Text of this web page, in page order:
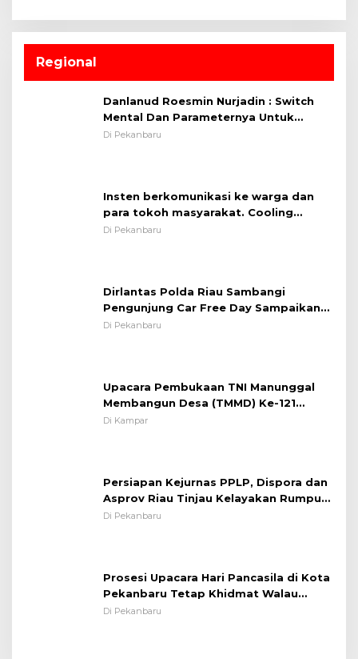
Regional
Danlanud Roesmin Nurjadin : Switch
Mental Dan Parameternya Untuk
Melaksanakan ✈
Di Pekanbaru
Insten berkomunikasi ke warga dan
para tokoh masyarakat. Cooling
System OMP LK ²024 Polsek Rumbai,
Di Pekanbaru
Dirlantas Polda Riau Sambangi
Pengunjung Car Free Day Sampaikan
Pesan Edukasi Kamtibmas &
Di Pekanbaru
Upacara Pembukaan TNI Manunggal
Membangun Desa (TMMD) Ke-121
Kodim 0313/KPR Tahun 2024) ?
Di Kampar
Persiapan Kejurnas PPLP, Dispora dan
Asprov Riau Tinjau Kelayakan Rumput
Lapangan Sepakbola
Di Pekanbaru
Prosesi Upacara Hari Pancasila di Kota
Pekanbaru Tetap Khidmat Walau
Dalam Ruangan
Di Pekanbaru